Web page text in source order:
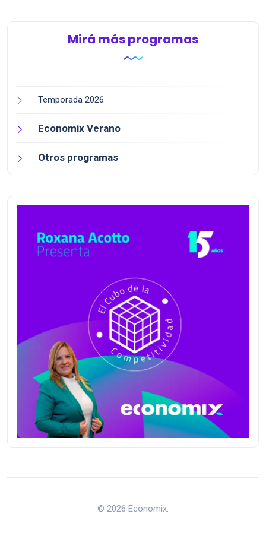
Mirá más programas
Temporada 2026
Economix Verano
Otros programas
© 2026 Economix.